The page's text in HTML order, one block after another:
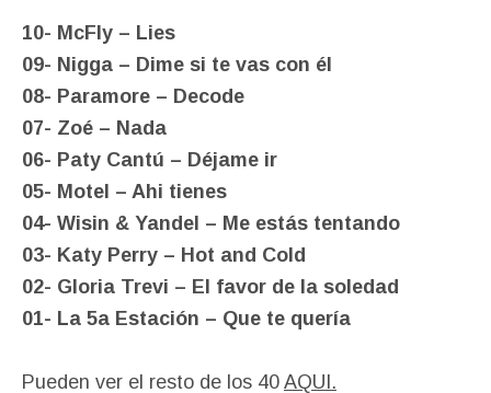
10- McFly – Lies
09- Nigga – Dime si te vas con él
08- Paramore – Decode
07- Zoé – Nada
06- Paty Cantú – Déjame ir
05- Motel – Ahi tienes
04- Wisin & Yandel – Me estás tentando
03- Katy Perry – Hot and Cold
02- Gloria Trevi – El favor de la soledad
01- La 5a Estación – Que te quería
Pueden ver el resto de los 40 AQUI.